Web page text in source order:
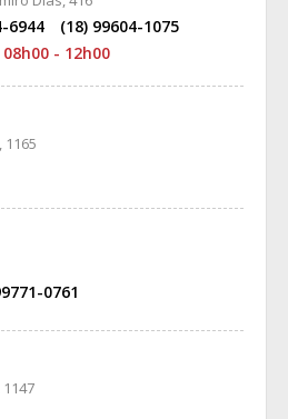
6944
(18) 99604-1075
- 12h00
0761